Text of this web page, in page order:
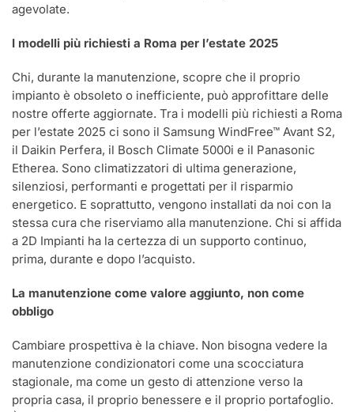
agevolate.
I modelli più richiesti a Roma per l’estate 2025
Chi, durante la manutenzione, scopre che il proprio
impianto è obsoleto o inefficiente, può approfittare delle
nostre offerte aggiornate. Tra i modelli più richiesti a Roma
per l’estate 2025 ci sono il Samsung WindFree™ Avant S2,
il Daikin Perfera, il Bosch Climate 5000i e il Panasonic
Etherea. Sono climatizzatori di ultima generazione,
silenziosi, performanti e progettati per il risparmio
energetico. E soprattutto, vengono installati da noi con la
stessa cura che riserviamo alla manutenzione. Chi si affida
a 2D Impianti ha la certezza di un supporto continuo,
prima, durante e dopo l’acquisto.
La manutenzione come valore aggiunto, non come
obbligo
Cambiare prospettiva è la chiave. Non bisogna vedere la
manutenzione condizionatori come una scocciatura
stagionale, ma come un gesto di attenzione verso la
propria casa, il proprio benessere e il proprio portafoglio.